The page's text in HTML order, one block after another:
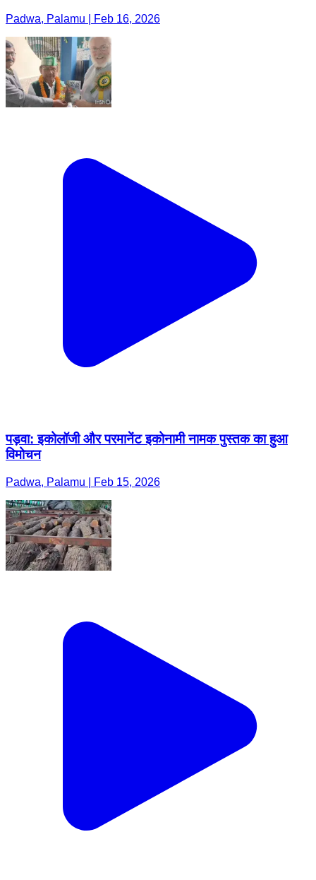
Padwa, Palamu | Feb 16, 2026
पड़वा: इकोलॉजी और परमानेंट इकोनामी नामक पुस्तक का हुआ
विमोचन
Padwa, Palamu | Feb 15, 2026